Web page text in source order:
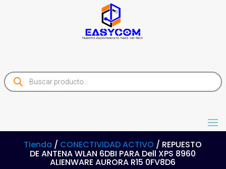
Products
search
Tienda / CONECTIVIDAD ACTIVO / REPUESTO
DE ANTENA WLAN 6DBI PARA Dell XPS 8960
ALIENWARE AURORA R15 0FV8D6